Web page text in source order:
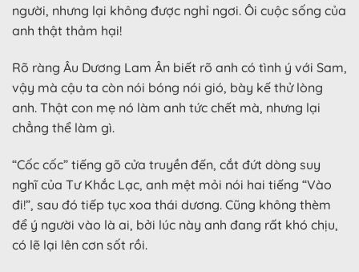
người, nhưng lại không được nghỉ ngơi. Ôi cuộc sống của
anh thật thảm hại!
Rõ ràng Âu Dương Lam Ân biết rõ anh có tình ý với Sam,
vậy mà cậu ta còn nói bóng nói gió, bày kế thử lòng
anh. Thật con mẹ nó làm anh tức chết mà, nhưng lại
chẳng thể làm gì.
“Cốc cốc” tiếng gõ cửa truyền đến, cắt đứt dòng suy
nghĩ của Tư Khắc Lạc, anh mệt mỏi nói hai tiếng “Vào
đi!”, sau đó tiếp tục xoa thái dương. Cũng không thèm
để ý người vào là ai, bởi lúc này anh đang rất khó chịu,
có lẽ lại lên cơn sốt rồi.